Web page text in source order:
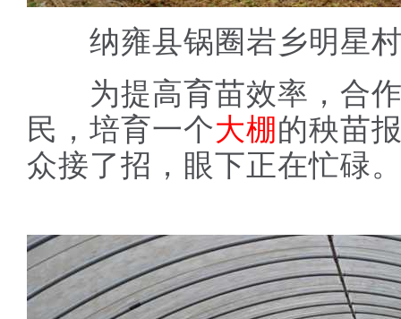
纳雍县锅圈岩乡明星村
为提高育苗效率，合作
民，培育一个大棚的秧苗
众接了招，眼下正在忙碌